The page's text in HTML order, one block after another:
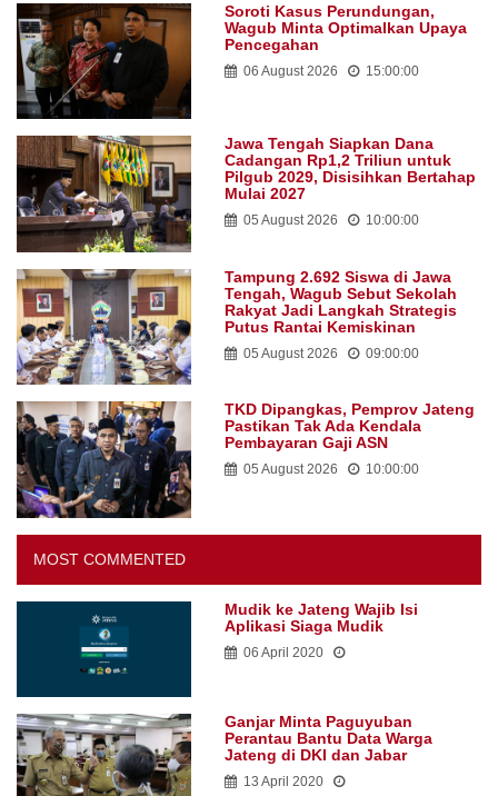
Soroti Kasus Perundungan,
Wagub Minta Optimalkan Upaya
Pencegahan
06 August 2026 15:00:00
Jawa Tengah Siapkan Dana
Cadangan Rp1,2 Triliun untuk
Pilgub 2029, Disisihkan Bertahap
Mulai 2027
05 August 2026 10:00:00
Tampung 2.692 Siswa di Jawa
Tengah, Wagub Sebut Sekolah
Rakyat Jadi Langkah Strategis
Putus Rantai Kemiskinan
05 August 2026 09:00:00
TKD Dipangkas, Pemprov Jateng
Pastikan Tak Ada Kendala
Pembayaran Gaji ASN
05 August 2026 10:00:00
MOST COMMENTED
Mudik ke Jateng Wajib Isi
Aplikasi Siaga Mudik
06 April 2020
Ganjar Minta Paguyuban
Perantau Bantu Data Warga
Jateng di DKI dan Jabar
13 April 2020